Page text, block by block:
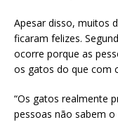
Apesar disso, muitos
ficaram felizes.
ocorre porque as
os gatos do que com
“Os gatos realmente
pessoas não sabem